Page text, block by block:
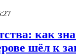
как
шёл к